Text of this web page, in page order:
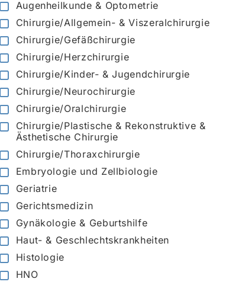
Augenheilkunde & Optometrie
Chirurgie/Allgemein- & Viszeralchirurgie
Chirurgie/Gefäßchirurgie
Chirurgie/Herzchirurgie
Chirurgie/Kinder- & Jugendchirurgie
Chirurgie/Neurochirurgie
Chirurgie/Oralchirurgie
Chirurgie/Plastische & Rekonstruktive &
Ästhetische Chirurgie
Chirurgie/Thoraxchirurgie
Embryologie und Zellbiologie
Geriatrie
Gerichtsmedizin
Gynäkologie & Geburtshilfe
Haut- & Geschlechtskrankheiten
Histologie
HNO